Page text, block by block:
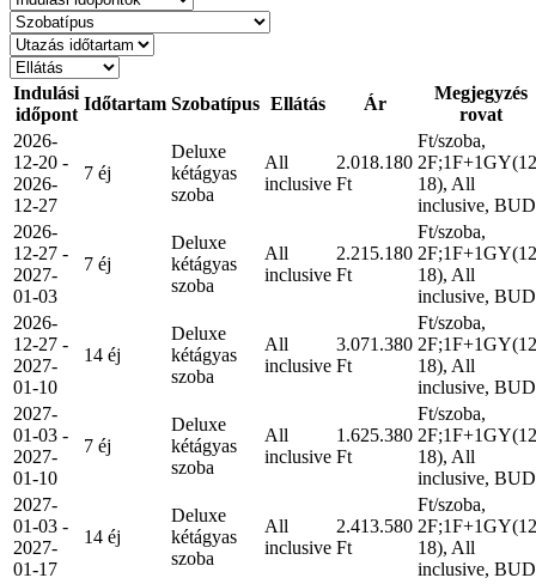
Indulási
időpont
Időtartam Szobatípus Ellátás Ár
Megjegyzés
rovat
2026-
12-20 -
2026-
12-27
7 éj
Deluxe
kétágyas
szoba
All
inclusive
2.018.180
Ft
Ft/szoba,
18), All
inclusive, BUD
2026-
12-27 -
2027-
01-03
7 éj
Deluxe
kétágyas
szoba
All
inclusive
2.215.180
Ft
Ft/szoba,
18), All
inclusive, BUD
2026-
12-27 -
2027-
01-10
14 éj
Deluxe
kétágyas
szoba
All
inclusive
3.071.380
Ft
Ft/szoba,
18), All
inclusive, BUD
2027-
01-03 -
2027-
01-10
7 éj
Deluxe
kétágyas
szoba
All
inclusive
1.625.380
Ft
Ft/szoba,
18), All
inclusive, BUD
2027-
01-03 -
2027-
01-17
14 éj
Deluxe
kétágyas
szoba
All
inclusive
2.413.580
Ft
Ft/szoba,
18), All
inclusive, BUD